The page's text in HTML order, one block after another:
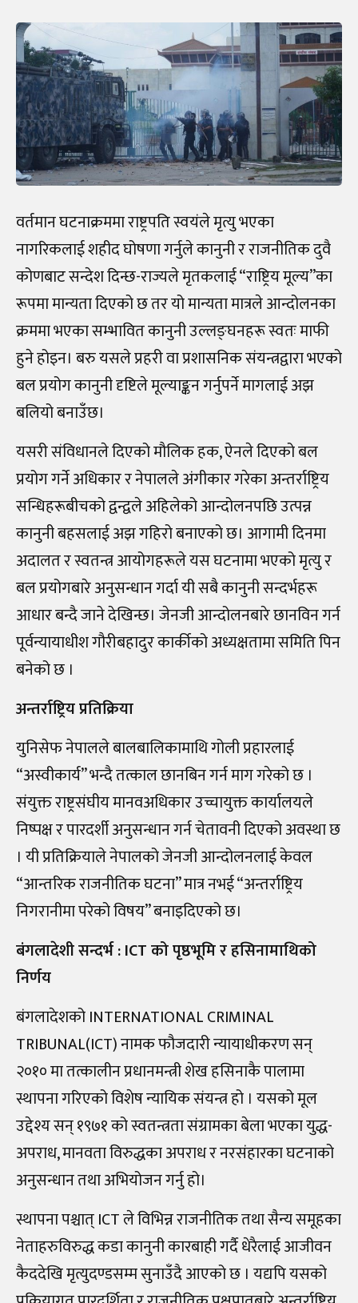
वर्तमान घटनाक्रममा राष्ट्रपति स्वयंले मृत्यु भएका
नागरिकलाई शहीद घोषणा गर्नुले कानुनी र राजनीतिक दुवै
कोणबाट सन्देश दिन्छ-राज्यले मृतकलाई “राष्ट्रिय मूल्य”का
रूपमा मान्यता दिएको छ तर यो मान्यता मात्रले आन्दोलनका
क्रममा भएका सम्भावित कानुनी उल्लङ्घनहरू स्वतः माफी
हुने होइन। बरु यसले प्रहरी वा प्रशासनिक संयन्त्रद्वारा भएको
बल प्रयोग कानुनी दृष्टिले मूल्याङ्कन गर्नुपर्ने मागलाई अझ
बलियो बनाउँछ।
यसरी संविधानले दिएको मौलिक हक, ऐनले दिएको बल
प्रयोग गर्ने अधिकार र नेपालले अंगीकार गरेका अन्तर्राष्ट्रिय
सन्धिहरूबीचको द्वन्द्वले अहिलेको आन्दोलनपछि उत्पन्न
कानुनी बहसलाई अझ गहिरो बनाएको छ। आगामी दिनमा
अदालत र स्वतन्त्र आयोगहरूले यस घटनामा भएको मृत्यु र
बल प्रयोगबारे अनुसन्धान गर्दा यी सबै कानुनी सन्दर्भहरू
आधार बन्दै जाने देखिन्छ। जेनजी आन्दोलनबारे छानविन गर्न
पूर्वन्यायाधीश गौरीबहादुर कार्कीको अध्यक्षतामा समिति पिन
बनेको छ ।
अन्तर्राष्ट्रिय प्रतिक्रिया
युनिसेफ नेपालले बालबालिकामाथि गोली प्रहारलाई
“अस्वीकार्य” भन्दै तत्काल छानबिन गर्न माग गरेको छ ।
संयुक्त राष्ट्रसंघीय मानवअधिकार उच्चायुक्त कार्यालयले
निष्पक्ष र पारदर्शी अनुसन्धान गर्न चेतावनी दिएको अवस्था छ
। यी प्रतिक्रियाले नेपालको जेनजी आन्दोलनलाई केवल
“आन्तरिक राजनीतिक घटना” मात्र नभई “अन्तर्राष्ट्रिय
निगरानीमा परेको विषय” बनाइदिएको छ।
बंगलादेशी सन्दर्भ : ICT को पृष्ठभूमि र हसिनामाथिको
निर्णय
बंगलादेशको INTERNATIONAL CRIMINAL
TRIBUNAL(ICT) नामक फौजदारी न्यायाधीकरण सन्
२०१० मा तत्कालीन प्रधानमन्त्री शेख हसिनाकै पालामा
स्थापना गरिएको विशेष न्यायिक संयन्त्र हो । यसको मूल
उद्देश्य सन् १९७१ को स्वतन्त्रता संग्रामका बेला भएका युद्ध-
अपराध, मानवता विरुद्धका अपराध र नरसंहारका घटनाको
अनुसन्धान तथा अभियोजन गर्नु हो।
स्थापना पश्चात् ICT ले विभिन्न राजनीतिक तथा सैन्य समूहका
नेताहरुविरुद्ध कडा कानुनी कारबाही गर्दै धेरैलाई आजीवन
कैददेखि मृत्युदण्डसम्म सुनाउँदै आएको छ । यद्यपि यसको